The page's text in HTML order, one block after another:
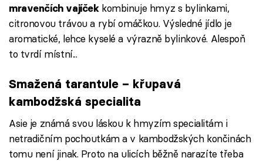
mravenčích vajíček kombinuje hmyz s bylinkami,
citronovou trávou a rybí omáčkou. Výsledné jídlo je
aromatické, lehce kyselé a výrazně bylinkové. Alespoň
to tvrdí místní...
Smažená tarantule – křupavá
kambodžská specialita
Asie je známá svou láskou k hmyzím specialitám i
netradičním pochoutkám a v kambodžských končinách
tomu není jinak. Proto na ulicích běžně narazíte třeba